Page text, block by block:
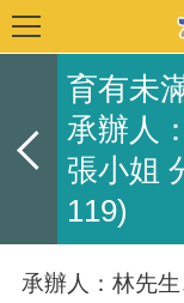
育有未
承辦人
張小姐
119)
承辦人：林先